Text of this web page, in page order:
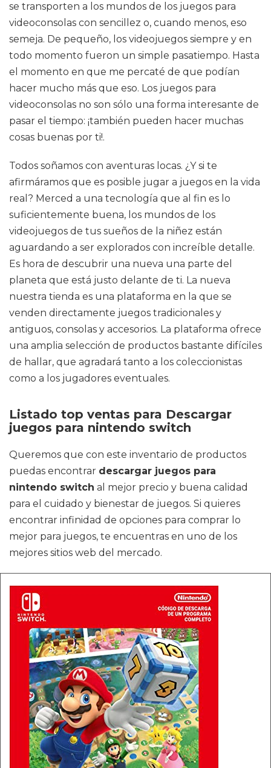
se transporten a los mundos de los juegos para
videoconsolas con sencillez o, cuando menos, eso
semeja. De pequeño, los videojuegos siempre y en
todo momento fueron un simple pasatiempo. Hasta
el momento en que me percaté de que podían
hacer mucho más que eso. Los juegos para
videoconsolas no son sólo una forma interesante de
pasar el tiempo: ¡también pueden hacer muchas
cosas buenas por ti!.
Todos soñamos con aventuras locas. ¿Y si te
afirmáramos que es posible jugar a juegos en la vida
real? Merced a una tecnología que al fin es lo
suficientemente buena, los mundos de los
videojuegos de tus sueños de la niñez están
aguardando a ser explorados con increíble detalle.
Es hora de descubrir una nueva una parte del
planeta que está justo delante de ti. La nueva
nuestra tienda es una plataforma en la que se
venden directamente juegos tradicionales y
antiguos, consolas y accesorios. La plataforma ofrece
una amplia selección de productos bastante difíciles
de hallar, que agradará tanto a los coleccionistas
como a los jugadores eventuales.
Listado top ventas para Descargar
juegos para nintendo switch
Queremos que con este inventario de productos
puedas encontrar descargar juegos para
nintendo switch al mejor precio y buena calidad
para el cuidado y bienestar de juegos. Si quieres
encontrar infinidad de opciones para comprar lo
mejor para juegos, te encuentras en uno de los
mejores sitios web del mercado.